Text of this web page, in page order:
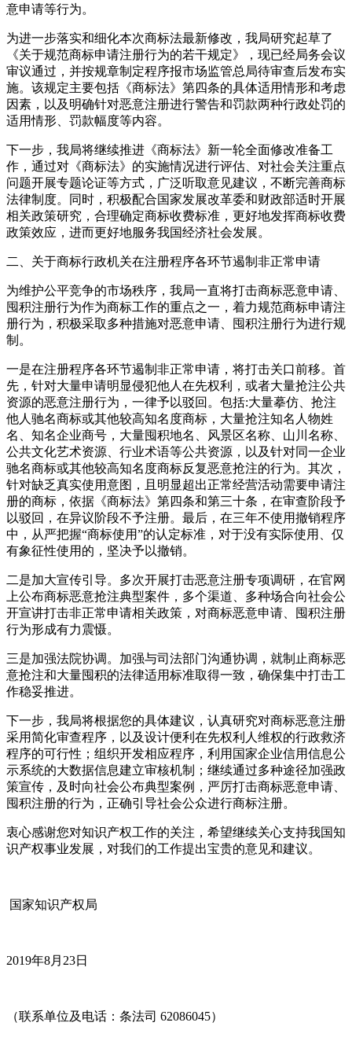
意申请等行为。
为进一步落实和细化本次商标法最新修改，我局研究起草了
《关于规范商标申请注册行为的若干规定》，现已经局务会议
审议通过，并按规章制定程序报市场监管总局待审查后发布实
施。该规定主要包括《商标法》第四条的具体适用情形和考虑
因素，以及明确针对恶意注册进行警告和罚款两种行政处罚的
适用情形、罚款幅度等内容。
下一步，我局将继续推进《商标法》新一轮全面修改准备工
作，通过对《商标法》的实施情况进行评估、对社会关注重点
问题开展专题论证等方式，广泛听取意见建议，不断完善商标
法律制度。同时，积极配合国家发展改革委和财政部适时开展
相关政策研究，合理确定商标收费标准，更好地发挥商标收费
政策效应，进而更好地服务我国经济社会发展。
二、关于商标行政机关在注册程序各环节遏制非正常申请
为维护公平竞争的市场秩序，我局一直将打击商标恶意申请、
囤积注册行为作为商标工作的重点之一，着力规范商标申请注
册行为，积极采取多种措施对恶意申请、囤积注册行为进行规
制。
一是在注册程序各环节遏制非正常申请，将打击关口前移。首
先，针对大量申请明显侵犯他人在先权利，或者大量抢注公共
资源的恶意注册行为，一律予以驳回。包括:大量摹仿、抢注
他人驰名商标或其他较高知名度商标，大量抢注知名人物姓
名、知名企业商号，大量囤积地名、风景区名称、山川名称、
公共文化艺术资源、行业术语等公共资源，以及针对同一企业
驰名商标或其他较高知名度商标反复恶意抢注的行为。其次，
针对缺乏真实使用意图，且明显超出正常经营活动需要申请注
册的商标，依据《商标法》第四条和第三十条，在审查阶段予
以驳回，在异议阶段不予注册。最后，在三年不使用撤销程序
中，从严把握“商标使用”的认定标准，对于没有实际使用、仅
有象征性使用的，坚决予以撤销。
二是加大宣传引导。多次开展打击恶意注册专项调研，在官网
上公布商标恶意抢注典型案件，多个渠道、多种场合向社会公
开宣讲打击非正常申请相关政策，对商标恶意申请、囤积注册
行为形成有力震慑。
三是加强法院协调。加强与司法部门沟通协调，就制止商标恶
意抢注和大量囤积的法律适用标准取得一致，确保集中打击工
作稳妥推进。
下一步，我局将根据您的具体建议，认真研究对商标恶意注册
采用简化审查程序，以及设计便利在先权利人维权的行政救济
程序的可行性；组织开发相应程序，利用国家企业信用信息公
示系统的大数据信息建立审核机制；继续通过多种途径加强政
策宣传，及时向社会公布典型案例，严厉打击商标恶意申请、
囤积注册的行为，正确引导社会公众进行商标注册。
衷心感谢您对知识产权工作的关注，希望继续关心支持我国知
识产权事业发展，对我们的工作提出宝贵的意见和建议。
国家知识产权局
2019年8月23日
（联系单位及电话：条法司 62086045）